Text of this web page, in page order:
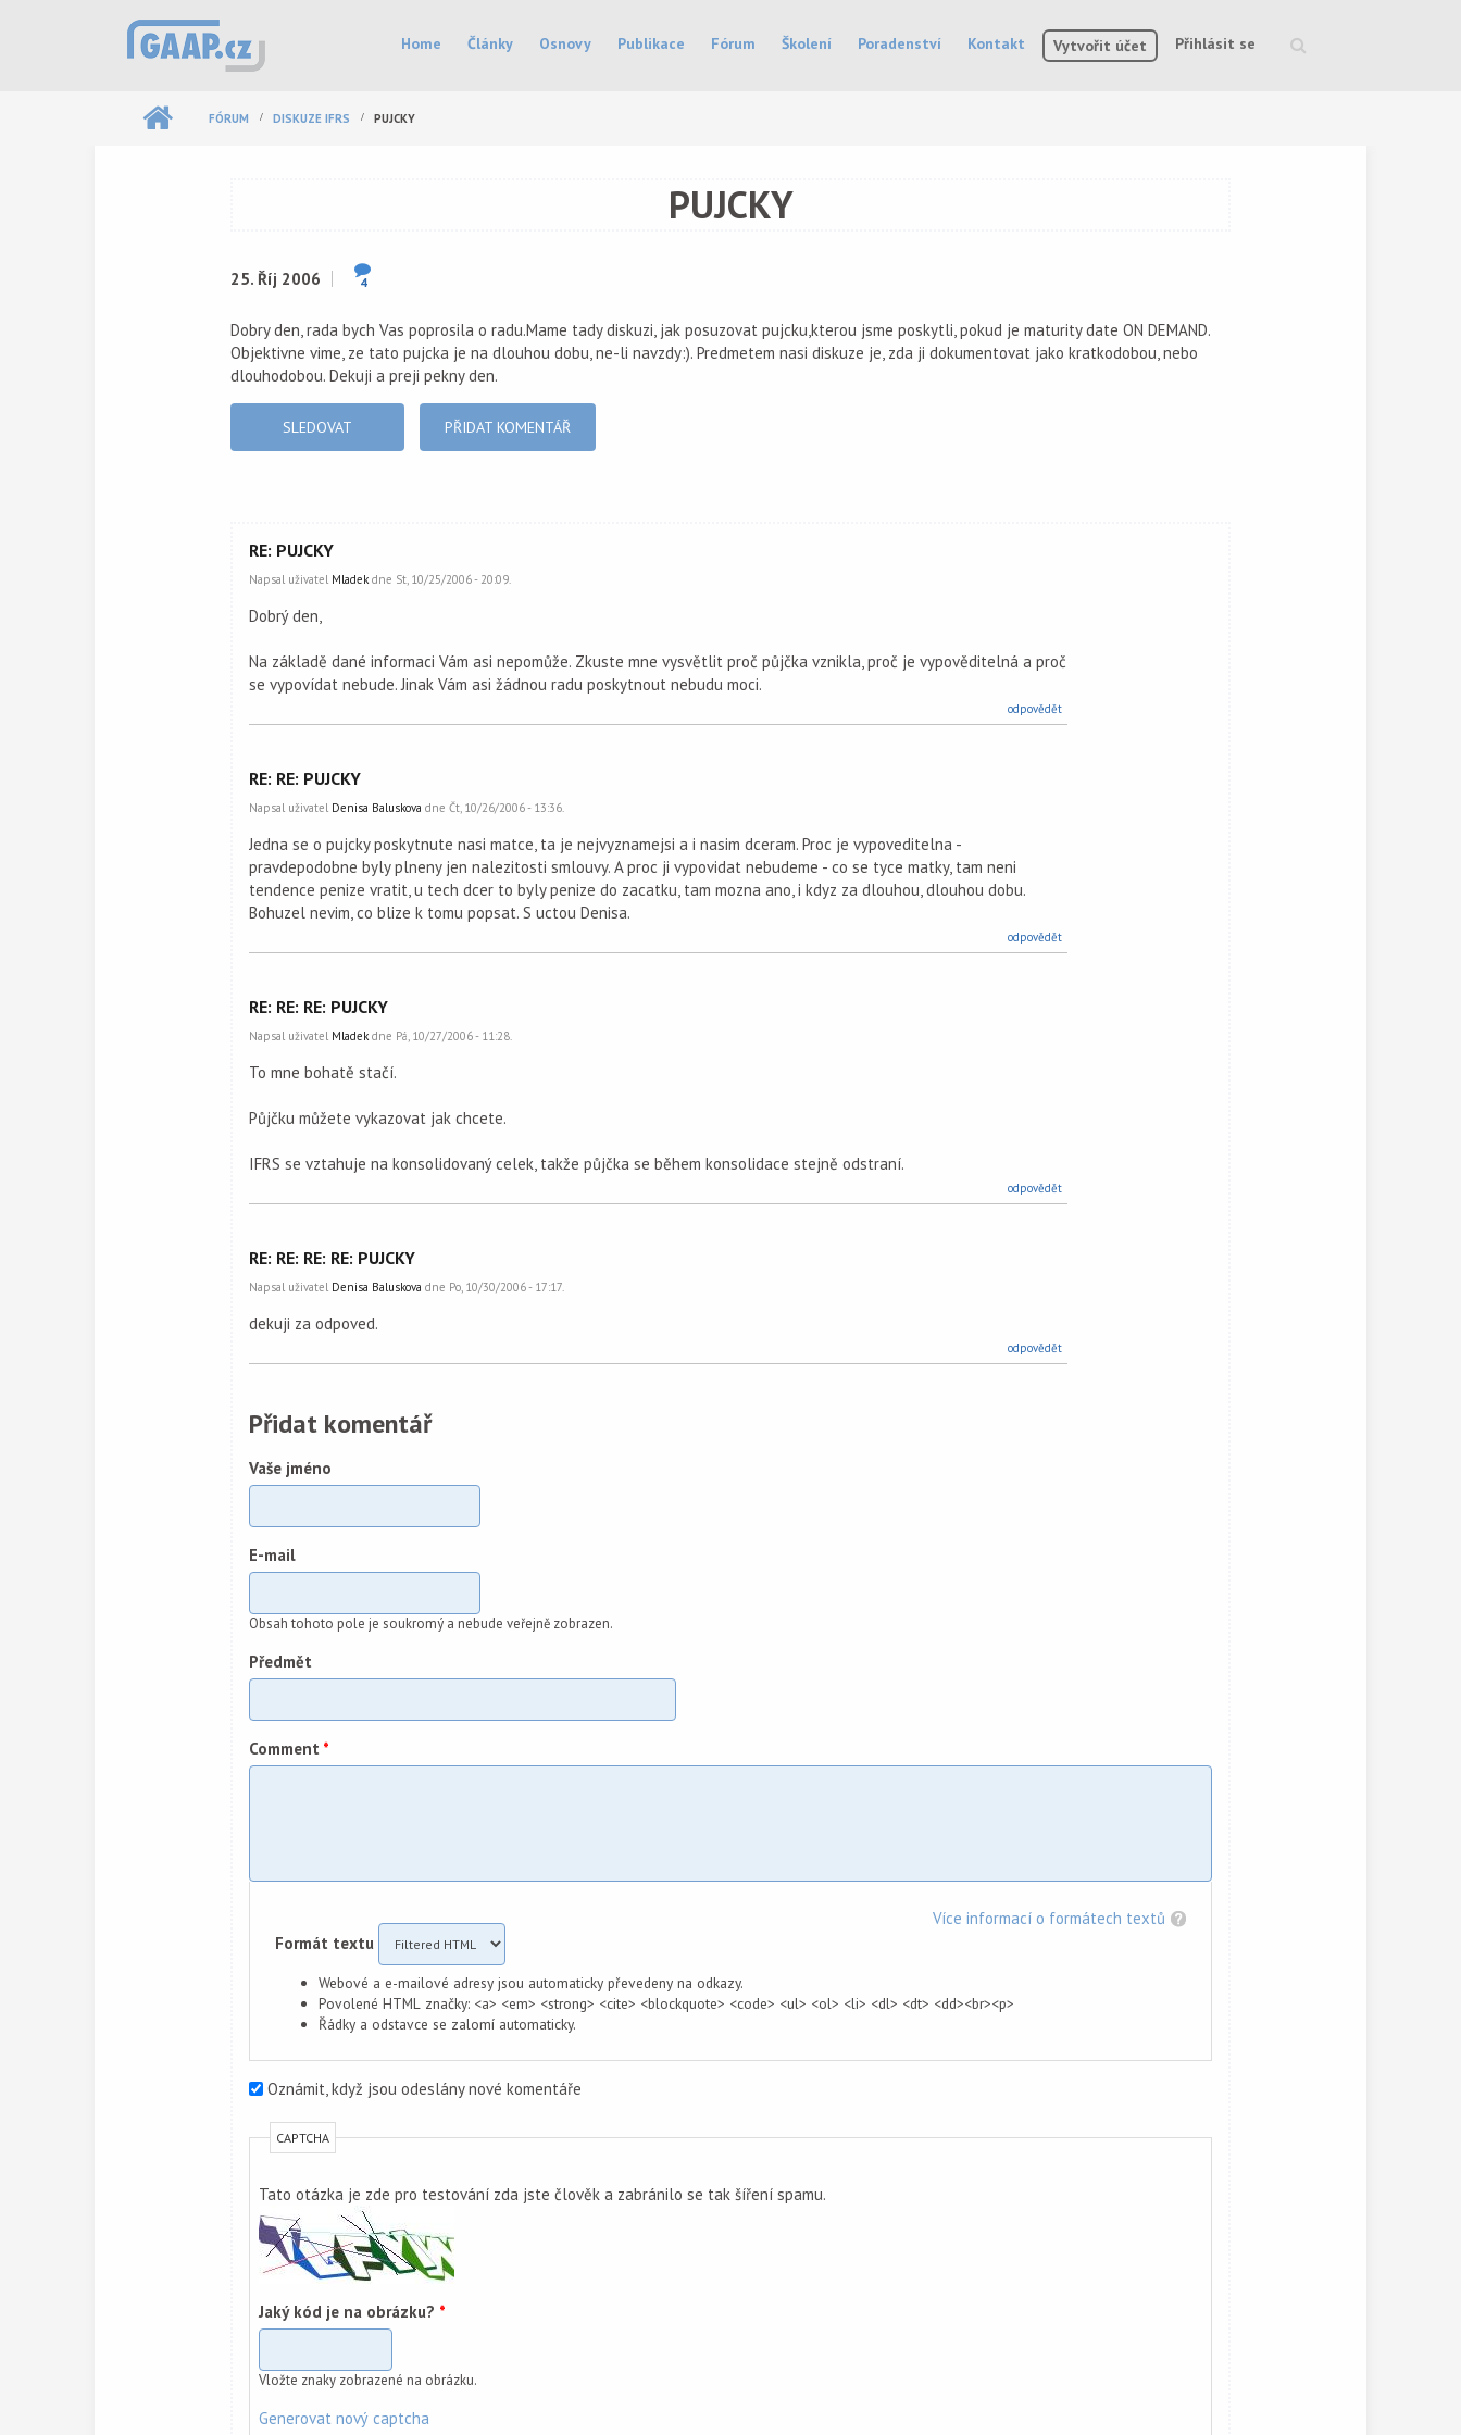
Vyhledávání
Hlavní menu
Home Články Osnovy Publikace Fórum Školení Poradenství Kontakt Vytvořit účet Přihlásit se
FÓRUM DISKUZE IFRS PUJCKY
PUJCKY
25. Říj 2006 4
Dobry den, rada bych Vas poprosila o radu.Mame tady diskuzi, jak posuzovat pujcku,kterou jsme poskytli, pokud je maturity date ON DEMAND.
Objektivne vime, ze tato pujcka je na dlouhou dobu, ne-li navzdy:). Predmetem nasi diskuze je, zda ji dokumentovat jako kratkodobou, nebo
dlouhodobou. Dekuji a preji pekny den.
SLEDOVAT PŘIDAT KOMENTÁŘ
RE: PUJCKY
Napsal uživatel Mladek dne St, 10/25/2006 - 20:09.
Dobrý den,
Na základě dané informaci Vám asi nepomůže. Zkuste mne vysvětlit proč půjčka vznikla, proč je vypověditelná a proč
se vypovídat nebude. Jinak Vám asi žádnou radu poskytnout nebudu moci.
odpovědět
RE: RE: PUJCKY
Napsal uživatel Denisa Baluskova dne Čt, 10/26/2006 - 13:36.
Jedna se o pujcky poskytnute nasi matce, ta je nejvyznamejsi a i nasim dceram. Proc je vypoveditelna -
pravdepodobne byly plneny jen nalezitosti smlouvy. A proc ji vypovidat nebudeme - co se tyce matky, tam neni
tendence penize vratit, u tech dcer to byly penize do zacatku, tam mozna ano, i kdyz za dlouhou, dlouhou dobu.
Bohuzel nevim, co blize k tomu popsat. S uctou Denisa.
odpovědět
RE: RE: RE: PUJCKY
Napsal uživatel Mladek dne Pá, 10/27/2006 - 11:28.
To mne bohatě stačí.
Půjčku můžete vykazovat jak chcete.
IFRS se vztahuje na konsolidovaný celek, takže půjčka se během konsolidace stejně odstraní.
odpovědět
RE: RE: RE: RE: PUJCKY
Napsal uživatel Denisa Baluskova dne Po, 10/30/2006 - 17:17.
dekuji za odpoved.
odpovědět
Přidat komentář
Vaše jméno
E-mail
Obsah tohoto pole je soukromý a nebude veřejně zobrazen.
Předmět
Comment *
Více informací o formátech textů
Formát textu
Webové a e-mailové adresy jsou automaticky převedeny na odkazy.
Povolené HTML značky: <a> <em> <strong> <cite> <blockquote> <code> <ul> <ol> <li> <dl> <dt> <dd><br><p>
Řádky a odstavce se zalomí automaticky.
Oznámit, když jsou odeslány nové komentáře
CAPTCHA
Tato otázka je zde pro testování zda jste člověk a zabránilo se tak šíření spamu.
Jaký kód je na obrázku? *
Vložte znaky zobrazené na obrázku.
Generovat nový captcha